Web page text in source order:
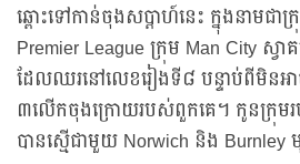
ឆ្ពោះទៅកាន់ចុងសប្តាហ៍នេះ ក្នុងនាមជាក្
Premier League ក្រុម Man City ស្វ
ដែលឈរនៅលេខរៀងទី៨ បន្ទាប់ពីមិនអា
៣លើកចុងក្រោយរបស់ពួកគេ។ កូនក្រុម
បានស្មើជាមួយ Norwich និង